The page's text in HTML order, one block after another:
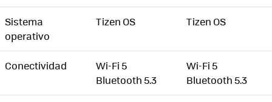
Sistema
operativo
Tizen OS Tizen OS
Conectividad
Wi-Fi 5
Bluetooth 5.3
Wi-Fi 5
Bluetooth 5.3